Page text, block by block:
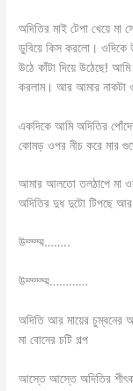
অদিতির মাই টেপা খেয়ে মা
ডুবিয়ে কিস করলো। ওদিকে
উঠে কাঁটা দিয়ে উঠেছে!
করলাম। আর আমার নাকটা
একদিকে আমি অদিতির
কোমড় ওপর নীচ করে মার
আমার আলতো তলঠাপে মা
অদিতির দুধ দুটো টিপছে আর
উম্ম্ম্ম……..
উম্ম্ম্ম্ম…………
অদিতি আর মায়ের চুম্বনের
মা বোনের চটি গল্প
আস্তে আস্তে অদিতির